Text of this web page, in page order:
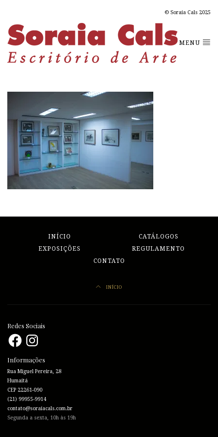
© Soraia Cals 2025
MENU
INÍCIO
CATÁLOGOS
EXPOSIÇÕES
REGULAMENTO
CONTATO
INÍCIO
Redes Sociais
FacebookInstagram
Informações
Rua Miguel Pereira, 28
Humaitá
CEP 22261-090
(21) 99955-9914
contato@soraiacals.com.br
Segunda a sexta, 10h às 19h